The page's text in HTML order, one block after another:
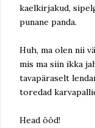
kaelkirjakud,
punane panda.
Huh, ma olen nii
mis ma siin ikka
tavapäraselt
toredad
Head ööd!